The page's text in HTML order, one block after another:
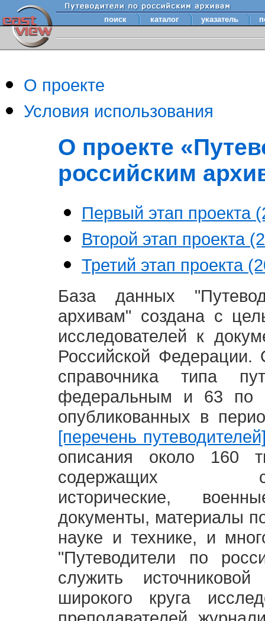
поиск каталог указатель
О проекте
Условия использования
О проекте
российским
Первый этап проекта
Второй этап проекта
Третий этап проекта
База данных
архивам" создана с
исследователей к
Российской
справочника типа
федеральным и 63 по
опубликованных в
[перечень
описания около 160
содержащих
исторические,
документы, материалы
науке и технике, и
"Путеводители по
служить
широкого круга